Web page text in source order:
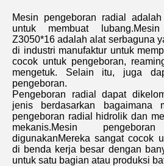
Mesin pengeboran radial
untuk membuat
Z3050*16 adalah alat serbaguna
di industri manufaktur untuk
cocok untuk pengeboran,
mengetuk. Selain itu, juga
pengeboran.
Pengeboran radial dapat
jenis berdasarkan bagaimana
pengeboran radial hidrolik dan
mekanis.Mesin
digunakanMereka sangat cocok
di benda kerja besar dengan
untuk satu bagian atau produksi